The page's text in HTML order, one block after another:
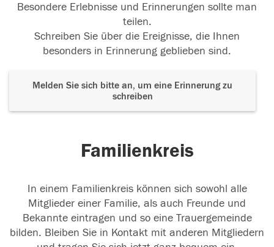
Besondere Erlebnisse und Erinnerungen sollte man
teilen.
Schreiben Sie über die Ereignisse, die Ihnen
besonders in Erinnerung geblieben sind.
Melden Sie sich bitte an, um eine Erinnerung zu
schreiben
Familienkreis
In einem Familienkreis können sich sowohl alle
Mitglieder einer Familie, als auch Freunde und
Bekannte eintragen und so eine Trauergemeinde
bilden. Bleiben Sie in Kontakt mit anderen Mitgliedern